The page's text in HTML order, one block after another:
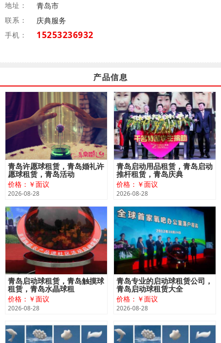
地址： 青岛市
联系： 庆典服务
手机： 15253236932
产品信息
青岛许愿球租赁，青岛婚礼许
愿球租赁，青岛活动
价格：￥面议
2026-08-28
青岛启动用品租赁，青岛启动
推杆租赁，青岛庆典
价格：￥面议
2026-08-28
青岛启动球租赁，青岛触摸球
租赁，青岛水晶球租
价格：￥面议
2026-08-28
青岛专业的启动球租赁公司，
青岛启动球租赁大全
价格：￥面议
2026-08-28